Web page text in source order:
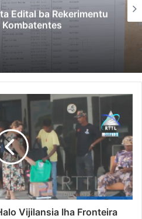
Edital ba Rekerimentu
Kombatentes
Vijilansia Iha Fronteira